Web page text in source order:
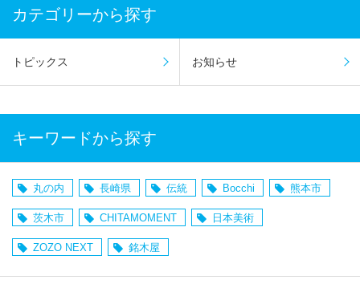
カテゴリーから探す
トピックス お知らせ
キーワードから探す
丸の内 長崎県 伝統 Bocchi 熊本市
茨木市 CHITAMOMENT 日本美術
ZOZO NEXT 銘木屋